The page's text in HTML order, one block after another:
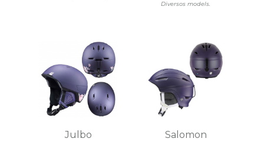
Diversos models.
Julbo Salomon